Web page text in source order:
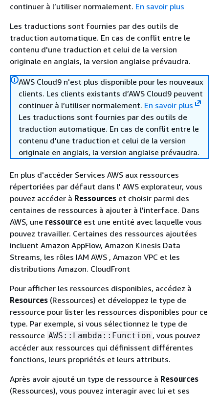
continuer à l’utiliser normalement. En savoir plus
Les traductions sont fournies par des outils de
traduction automatique. En cas de conflit entre le
contenu d'une traduction et celui de la version
originale en anglais, la version anglaise prévaudra.
AWS Cloud9 n'est plus disponible pour les nouveaux
clients. Les clients existants d’AWS Cloud9 peuvent
continuer à l’utiliser normalement. En savoir plus
Les traductions sont fournies par des outils de
traduction automatique. En cas de conflit entre le
contenu d'une traduction et celui de la version
originale en anglais, la version anglaise prévaudra.
En plus d'accéder Services AWS aux ressources
répertoriées par défaut dans l' AWS explorateur, vous
pouvez accéder à Ressources et choisir parmi des
centaines de ressources à ajouter à l'interface. Dans
AWS, une ressource est une entité avec laquelle vous
pouvez travailler. Certaines des ressources ajoutées
incluent Amazon AppFlow, Amazon Kinesis Data
Streams, les rôles IAM AWS , Amazon VPC et les
distributions Amazon. CloudFront
Pour afficher les ressources disponibles, accédez à
Resources (Ressources) et développez le type de
ressource pour lister les ressources disponibles pour ce
type. Par exemple, si vous sélectionnez le type de
ressource AWS::Lambda::Function , vous pouvez
accéder aux ressources qui définissent différentes
fonctions, leurs propriétés et leurs attributs.
Après avoir ajouté un type de ressource à Resources
(Ressources), vous pouvez interagir avec lui et ses